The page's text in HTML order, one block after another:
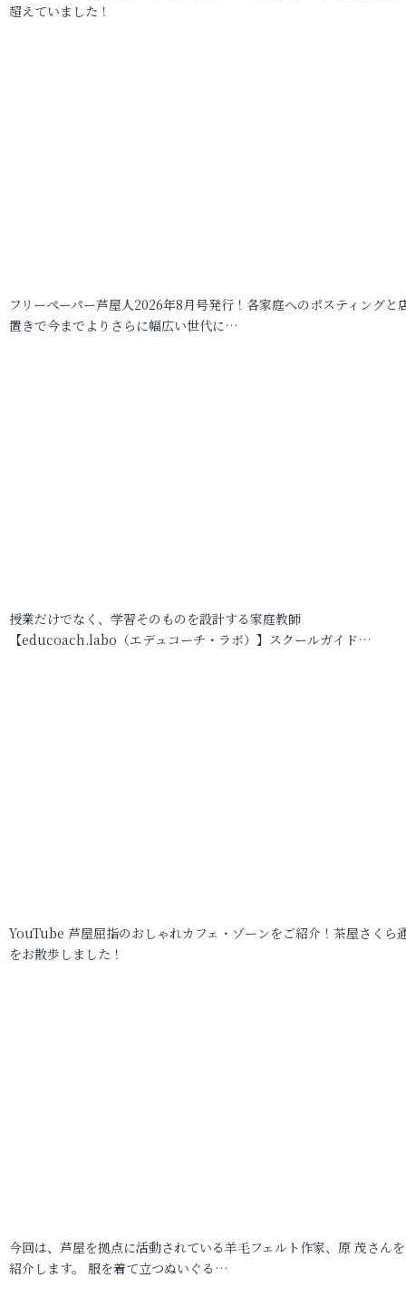
超えていました！
フリーペーパー芦屋人2026年8月号発行！各家庭へのポスティングと
置きで今までよりさらに幅広い世代に…
授業だけでなく、学習そのものを設計する家庭教師
【educoach.labo（エデュコーチ・ラボ）】スクールガイド…
YouTube 芦屋屈指のおしゃれカフェ・ゾーンをご紹介！茶屋さくら
をお散歩しました！
今回は、芦屋を拠点に活動されている羊毛フェルト作家、原 茂さん
紹介します。 服を着て立つぬいぐる…